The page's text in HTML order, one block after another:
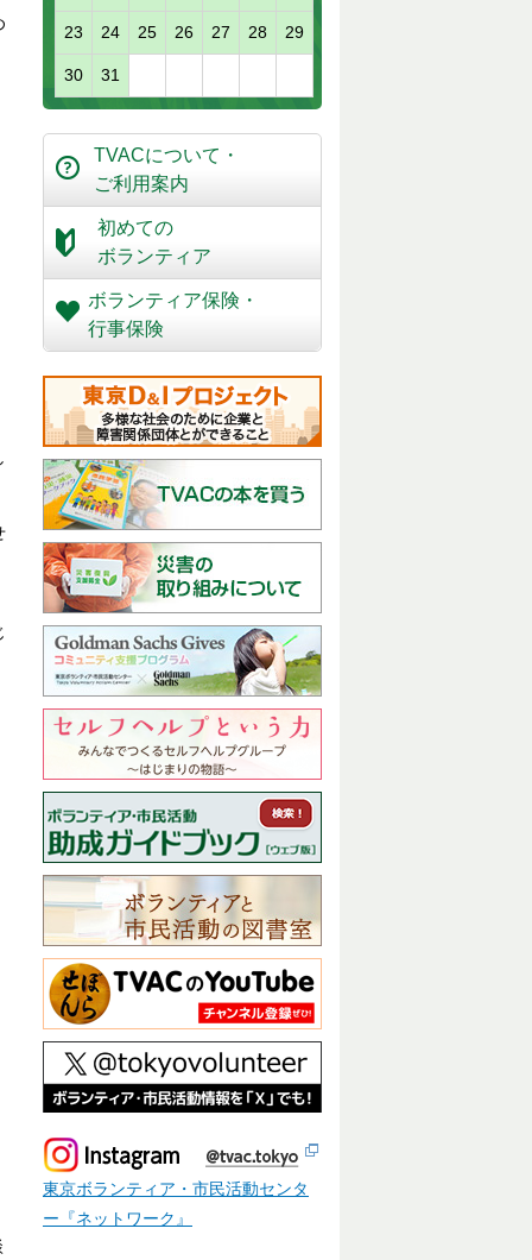
23 24 25 26 27 28 29
30 31
TVACについて・
ご利用案内
初めての
ボランティア
ボランティア保険・
行事保険
東京ボランティア・市民活動センタ
ー『ネットワーク』